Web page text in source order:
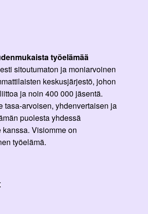
työelämää
sitoutumaton ja moniarvoinen
keskusjärjestö, johon
ja noin 400 000 jäsentä.
tasa-arvoisen, yhdenvertaisen ja
puolesta yhdessä
Visiomme on
työelämä.